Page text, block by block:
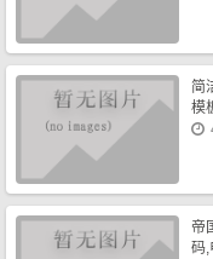
简
模
帝
码,